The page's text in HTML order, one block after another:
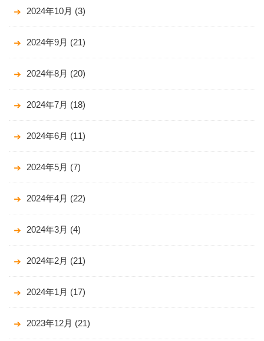
2024年10月 (3)
2024年9月 (21)
2024年8月 (20)
2024年7月 (18)
2024年6月 (11)
2024年5月 (7)
2024年4月 (22)
2024年3月 (4)
2024年2月 (21)
2024年1月 (17)
2023年12月 (21)